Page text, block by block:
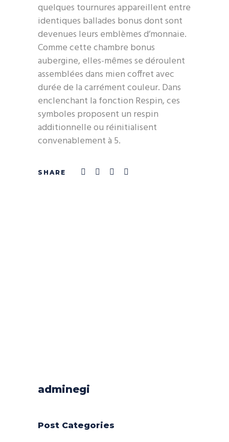
quelques tournures appareillent entre
identiques ballades bonus dont sont
devenues leurs emblèmes d’monnaie.
Comme cette chambre bonus
aubergine, elles-mêmes se déroulent
assemblées dans mien coffret avec
durée de la carrément couleur. Dans
enclenchant la fonction Respin, ces
symboles proposent un respin
additionnelle ou réinitialisent
convenablement à 5.
adminegi
Post Categories